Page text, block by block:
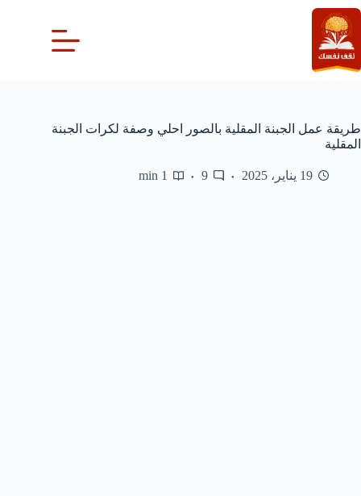
التجاوز
إلى
المحتوى
طريقة عمل الجبنة المقلية بالصور احلي وصفة لكرات الجبنة
المقلية
19 يناير، 2025 9
1 min